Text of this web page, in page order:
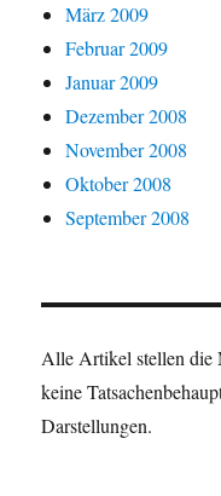
März 2009
Februar 2009
Januar 2009
Dezember 2008
November 2008
Oktober 2008
September 2008
Alle Artikel stellen die
keine
Darstellungen.